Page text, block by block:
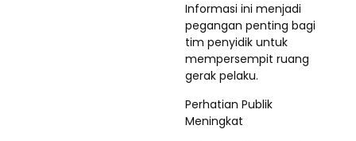
Informasi ini menjadi
pegangan penting bagi
tim penyidik untuk
mempersempit ruang
gerak pelaku.
Perhatian Publik
Meningkat